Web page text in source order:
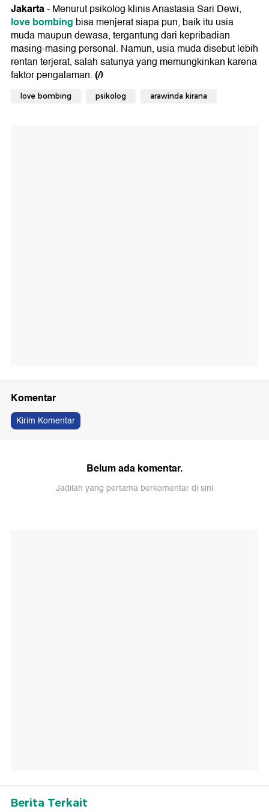
Jakarta- Menurut psikolog klinis Anastasia Sari Dewi,
love bombing bisa menjerat siapa pun, baik itu usia
muda maupun dewasa, tergantung dari kepribadian
masing-masing personal. Namun, usia muda disebut lebih
rentan terjerat, salah satunya yang memungkinkan karena
faktor pengalaman.(/)
love bombing psikolog arawinda kirana
Komentar
Kirim Komentar
Belum ada komentar.
Jadilah yang pertama berkomentar di sini
Berita Terkait